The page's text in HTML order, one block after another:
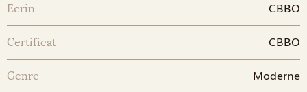
Ecrin CBBO
Certificat CBBO
Genre Moderne